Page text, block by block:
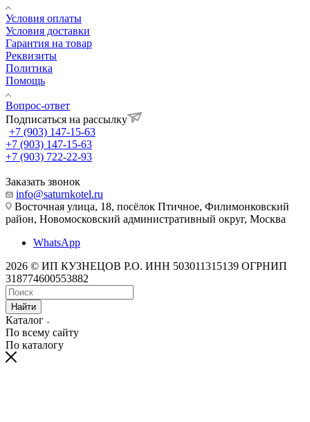
Условия оплаты
Условия доставки
Гарантия на товар
Реквизиты
Политика
Помощь
Вопрос-ответ
Подписаться на рассылку
+7 (903) 147-15-63
+7 (903) 147-15-63
+7 (903) 722-22-93
Заказать звонок
info@saturnkotel.ru
Восточная улица, 18, посёлок Птичное, Филимонковский
район, Новомосковский административный округ, Москва
WhatsApp
2026 © ИП КУЗНЕЦОВ Р.О. ИНН 503011315139 ОГРНИП
318774600553882
Найти
Каталог
По всему сайту
По каталогу